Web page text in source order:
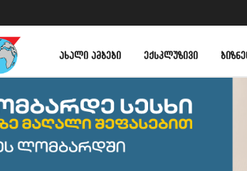
ᲐᲮᲐᲚᲘ ᲐᲛᲑᲔᲑᲘ ᲔᲥᲡᲙᲚᲣᲖᲘᲕᲘ